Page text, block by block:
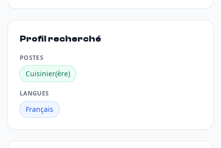
Profil recherché
POSTES
Cuisinier(ère)
LANGUES
Français